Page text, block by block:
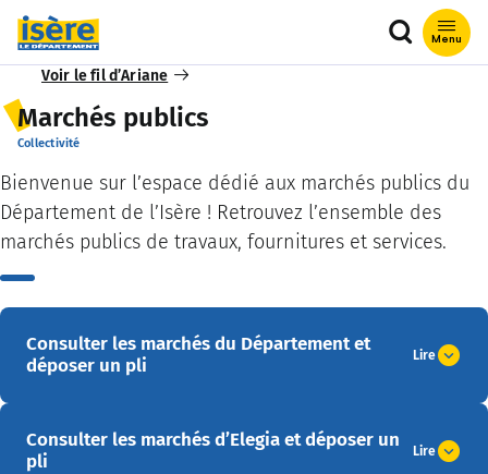
Menu
Que
Voir le fil d’Ariane
Marchés publics
Collectivité
Bienvenue sur l’espace dédié aux marchés publics du
Département de l’Isère ! Retrouvez l’ensemble des
marchés publics de travaux, fournitures et services.
Consulter les marchés du Département et
déposer un pli
Lire
Consulter les marchés d’Elegia et déposer un
pli
Lire